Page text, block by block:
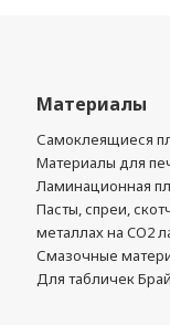
Материалы
Самоклеящиеся
Материалы для
Ламинационная
Пасты, спреи,
металлах на CO2
Смазочные
Для табличек